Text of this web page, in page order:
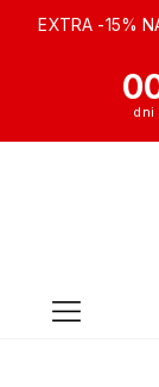
EXTRA -15%